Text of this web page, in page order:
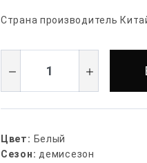
Страна производитель
Цвет: Белый
Сезон: демисезон